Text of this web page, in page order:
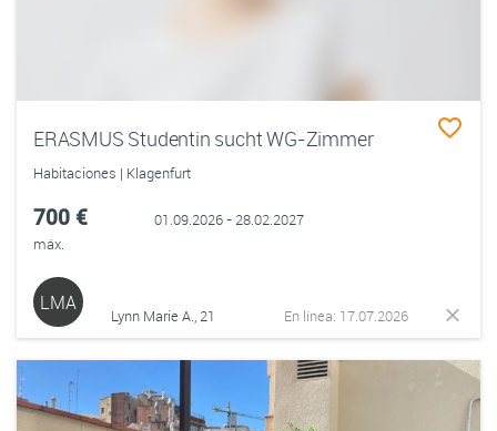
ERASMUS Studentin sucht WG-Zimmer
Habitaciones | Klagenfurt
700 €
máx.
01.09.2026 - 28.02.2027
LMA
Lynn Marie A., 21 En línea: 17.07.2026